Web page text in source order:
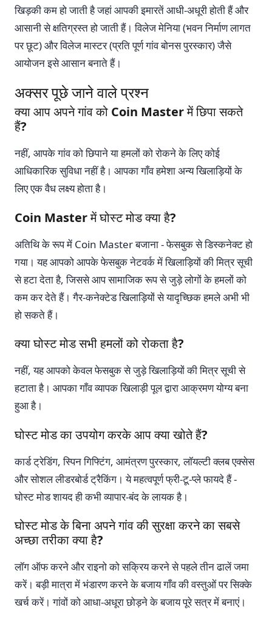
खिड़की कम हो जाती है जहां आपकी इमारतें आधी-अधूरी होती हैं और
आसानी से क्षतिग्रस्त हो जाती हैं। विलेज मेनिया (भवन निर्माण लागत
पर छूट) और विलेज मास्टर (प्रति पूर्ण गांव बोनस पुरस्कार) जैसे
आयोजन इसे आसान बनाते हैं।
अक्सर पूछे जाने वाले प्रश्न
क्या आप अपने गांव को Coin Master में छिपा सकते
हैं?
नहीं, आपके गांव को छिपाने या हमलों को रोकने के लिए कोई
आधिकारिक सुविधा नहीं है। आपका गाँव हमेशा अन्य खिलाड़ियों के
लिए एक वैध लक्ष्य होता है।
Coin Master में घोस्ट मोड क्या है?
अतिथि के रूप में Coin Master बजाना - फेसबुक से डिस्कनेक्ट हो
गया। यह आपको आपके फेसबुक नेटवर्क में खिलाड़ियों की मित्र सूची
से हटा देता है, जिससे आप सामाजिक रूप से जुड़े लोगों के हमलों को
कम कर देते हैं। गैर-कनेक्टेड खिलाड़ियों से यादृच्छिक हमले अभी भी
हो सकते हैं।
क्या घोस्ट मोड सभी हमलों को रोकता है?
नहीं, यह आपको केवल फेसबुक से जुड़े खिलाड़ियों की मित्र सूची से
हटाता है। आपका गाँव व्यापक खिलाड़ी पूल द्वारा आक्रमण योग्य बना
हुआ है।
घोस्ट मोड का उपयोग करके आप क्या खोते हैं?
कार्ड ट्रेडिंग, स्पिन गिफ्टिंग, आमंत्रण पुरस्कार, लॉयल्टी क्लब एक्सेस
और सोशल लीडरबोर्ड ट्रैकिंग। ये महत्वपूर्ण फ्री-टू-प्ले फायदे हैं -
घोस्ट मोड शायद ही कभी व्यापार-बंद के लायक है।
घोस्ट मोड के बिना अपने गांव की सुरक्षा करने का सबसे
अच्छा तरीका क्या है?
लॉग ऑफ करने और राइनो को सक्रिय करने से पहले तीन ढालें ​​जमा
करें। बड़ी मात्रा में भंडारण करने के बजाय गाँव की वस्तुओं पर सिक्के
खर्च करें। गांवों को आधा-अधूरा छोड़ने के बजाय पूरे सत्र में बनाएं।